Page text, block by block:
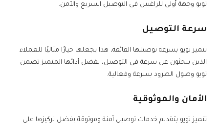
تويو وجهة أولى للراغبين في التوصيل السريع والآمن.
سرعة التوصيل
تتميز تويو بسرعة توصيلها الفائقة، هذا يجعلها خيارًا مثاليًا للعملاء
الذين يبحثون عن سرعة في التوصيل، بفضل أدائها المتميز تضمن
تويو وصول الطرود بسرعة وفعالية.
الأمان والموثوقية
تتميز تويو بتقديم خدمات توصيل آمنة وموثوقة بفضل تركيزها على